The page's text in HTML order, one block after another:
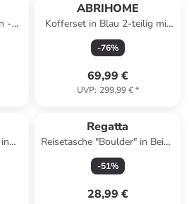
-
ABRIHOME
Kofferset in Blau 2-teilig mit
Zahlenschloss und
Kosmetiktasche
-76%
69,99 €
UVP: 299,99 €*
Regatta
Reisetasche "Boulder" in Beige
- (B)67 x (H)39 x (T)19 cm
-51%
28,99 €